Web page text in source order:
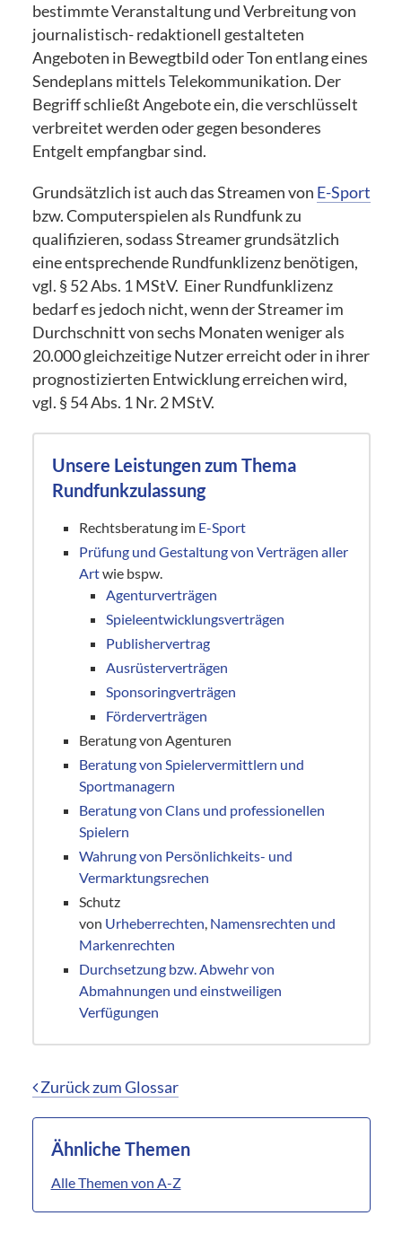
bestimmte Veranstaltung und Verbreitung von
journalistisch- redaktionell gestalteten
Angeboten in Bewegtbild oder Ton entlang eines
Sendeplans mittels Telekommunikation. Der
Begriff schließt Angebote ein, die verschlüsselt
verbreitet werden oder gegen besonderes
Entgelt empfangbar sind.
Grundsätzlich ist auch das Streamen von E-Sport
bzw. Computerspielen als Rundfunk zu
qualifizieren, sodass Streamer grundsätzlich
eine entsprechende Rundfunklizenz benötigen,
vgl. § 52 Abs. 1 MStV. Einer Rundfunklizenz
bedarf es jedoch nicht, wenn der Streamer im
Durchschnitt von sechs Monaten weniger als
20.000 gleichzeitige Nutzer erreicht oder in ihrer
prognostizierten Entwicklung erreichen wird,
vgl. § 54 Abs. 1 Nr. 2 MStV.
Unsere Leistungen zum Thema
Rundfunkzulassung
Rechtsberatung im E-Sport
Prüfung und Gestaltung von Verträgen aller
Artwie bspw.
Agenturverträgen
Spieleentwicklungsverträgen
Publishervertrag
Ausrüsterverträgen
Sponsoringverträgen
Förderverträgen
Beratung von Agenturen
Beratung von Spielervermittlern und
Sportmanagern
Beratung von Clans und professionellen
Spielern
Wahrung von Persönlichkeits- und
Vermarktungsrechen
Schutz
von Urheberrechten Namensrechten und
Markenrechten
Durchsetzung bzw. Abwehr von
Abmahnungen und einstweiligen
Verfügungen
Zurück zum Glossar
Ähnliche Themen
Alle Themen von A-Z